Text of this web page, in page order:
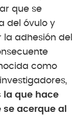
que se
del óvulo y
adhesión del
como
la que hace
acerque al